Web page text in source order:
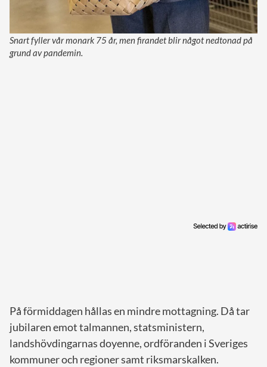
Snart fyller vår monark 75 år, men firandet blir något nedtonad på
grund av pandemin.
På förmiddagen hållas en mindre mottagning. Då tar
jubilaren emot talmannen, statsministern,
landshövdingarnas doyenne, ordföranden i Sveriges
kommuner och regioner samt riksmarskalken.